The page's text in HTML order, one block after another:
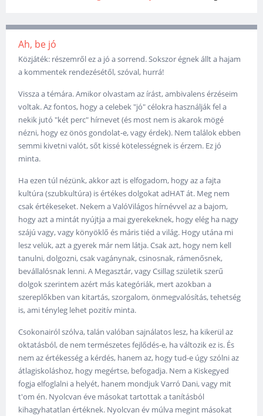
Ah, be jó
Közjáték: részemről ez a jó a sorrend. Sokszor égnek állt a hajam
a kommentek rendezésétől, szóval, hurrá!
Vissza a témára. Amikor olvastam az írást, ambivalens érzéseim
voltak. Az fontos, hogy a celebek "jó" célokra használják fel a
nekik jutó "két perc" hírnevet (és most nem is akarok mögé
nézni, hogy ez önös gondolat-e, vagy érdek). Nem találok ebben
semmi kivetni valót, sőt kissé kötelességnek is érzem. Ez jó
minta.
Ha ezen túl nézünk, akkor azt is elfogadom, hogy az a fajta
kultúra (szubkultúra) is értékes dolgokat adHAT át. Meg nem
csak értékeseket. Nekem a ValóVilágos hírnévvel az a bajom,
hogy azt a mintát nyújtja a mai gyerekeknek, hogy elég ha nagy
szájú vagy, vagy könyöklő és máris tiéd a világ. Hogy utána mi
lesz velük, azt a gyerek már nem látja. Csak azt, hogy nem kell
tanulni, dolgozni, csak vagánynak, csinosnak, rámenősnek,
bevállalósnak lenni. A Megasztár, vagy Csillag születik szerű
dolgok szerintem azért más kategóriák, mert azokban a
szereplőkben van kitartás, szorgalom, önmegvalósítás, tehetség
is, ami tényleg lehet pozitív minta.
Csokonairól szólva, talán valóban sajnálatos lesz, ha kikerül az
oktatásból, de nem természetes fejlődés-e, ha változik ez is. És
nem az értékesség a kérdés, hanem az, hogy tud-e úgy szólni az
átlagiskoláshoz, hogy megértse, befogadja. Nem a Kiskegyed
fogja elfoglalni a helyét, hanem mondjuk Varró Dani, vagy mit
t'om én. Nyolcvan éve másokat tartottak a tanításból
kihagyhatatlan értéknek. Nyolcvan év múlva megint másokat